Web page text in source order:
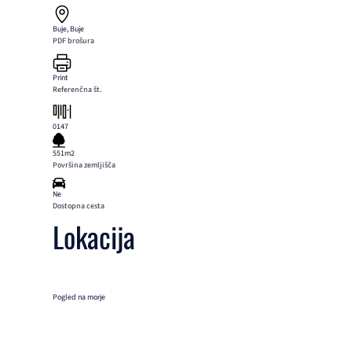
Buje, Buje
PDF brošura
Print
Referenčna št.
0147
551m2
Površina zemljišča
Ne
Dostopna cesta
Lokacija
Pogled na morje